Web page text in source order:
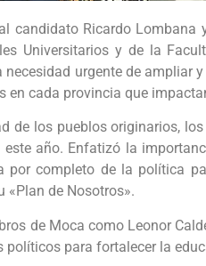
candidato Ricardo
Universitarios y de la
urgente de ampliar
cada provincia que
de los pueblos originarios,
año. Enfatizó la
completo de la política
«Plan de Nosotros».
de Moca como Leonor
para fortalecer la